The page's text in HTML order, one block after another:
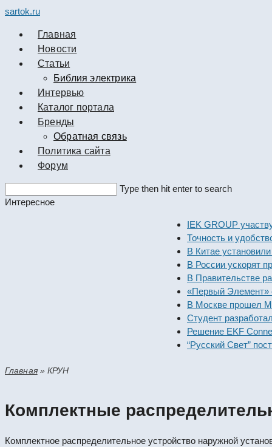
sartok.ru
Главная
Новости
Cтатьи
Библия электрика
Интервью
Каталог портала
Бренды
Обратная связь
Политика сайта
Форум
this
Type then hit enter to search
Интересное
IEK GROUP участвует
Точность и удобство
В Китае установили
В России ускорят
В Правительстве
«Первый Элемент»
В Москве прошел
Студент разработал
Решение EKF Connect
“Русский Свет”
Главная»КРУН
Комплектные
Комплектное распределительное устройство наружной